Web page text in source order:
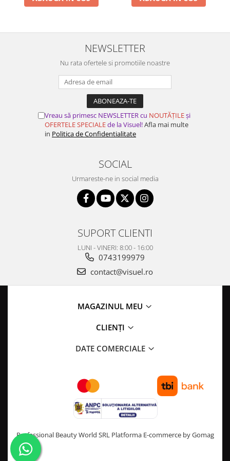
NEWSLETTER
Nu rata ofertele si promotiile noastre
Vreau să primesc NEWSLETTER cu NOUTĂȚILEși
OFERTELE SPECIALEde la Visuel!Afla mai multe
in Politica de Confidentialitate
SOCIAL
Urmareste-ne in social media
SUPORT CLIENTI
LUNI - VINERI: 8:00 - 16:00
0743199979
contact@visuel.ro
MAGAZINUL MEU
CLIENȚI
DATE COMERCIALE
Professional Beauty World SRL Platforma E-commerce by Gomag